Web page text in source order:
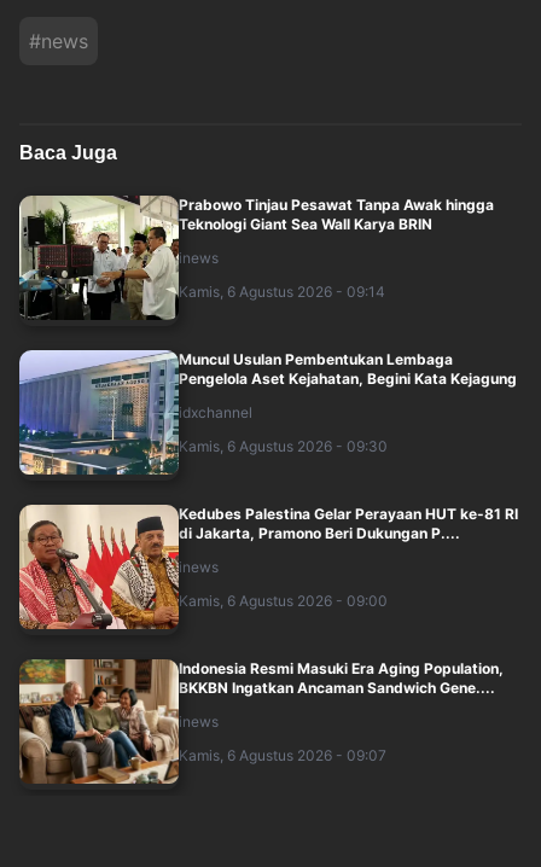
#news
Baca Juga
Prabowo Tinjau Pesawat Tanpa Awak hingga
Teknologi Giant Sea Wall Karya BRIN
inews
Kamis, 6 Agustus 2026 - 09:14
Muncul Usulan Pembentukan Lembaga
Pengelola Aset Kejahatan, Begini Kata Kejagung
idxchannel
Kamis, 6 Agustus 2026 - 09:30
Kedubes Palestina Gelar Perayaan HUT ke-81 RI
di Jakarta, Pramono Beri Dukungan P....
inews
Kamis, 6 Agustus 2026 - 09:00
Indonesia Resmi Masuki Era Aging Population,
BKKBN Ingatkan Ancaman Sandwich Gene....
inews
Kamis, 6 Agustus 2026 - 09:07